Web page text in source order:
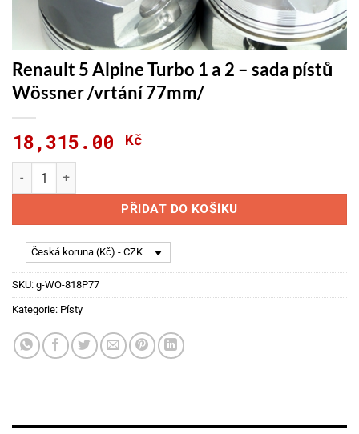
Renault 5 Alpine Turbo 1 a 2 – sada pístů
Wössner /vrtání 77mm/
18,315.00 Kč
Renault 5 Alpine Turbo 1 a 2 - sada pístů Wössner /vrtání
PŘIDAT DO KOŠÍKU
Česká koruna (Kč) - CZK
SKU: g-WO-818P77
Kategorie: Písty